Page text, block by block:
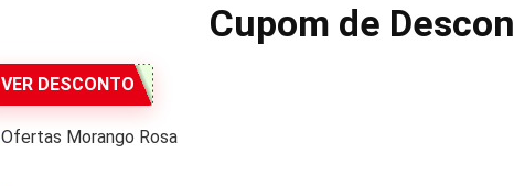
Cupom de
VER DESCONTO
Ofertas Morango Rosa